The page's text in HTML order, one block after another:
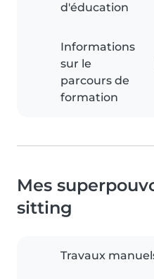
d'éducation
Informations
sur le
parcours de
formation
Mes
sitting
Travaux